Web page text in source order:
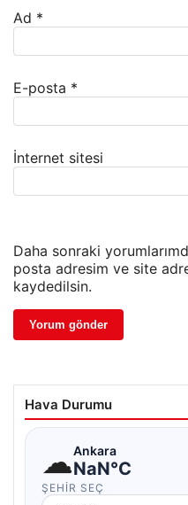
Ad *
E-posta *
İnternet sitesi
Daha sonraki
posta adresim ve site
kaydedilsin.
Hava Durumu
☁Ankara
NaN°C
ŞEHIR SEÇ